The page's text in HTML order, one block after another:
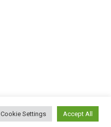
Cookie Settings Accept All